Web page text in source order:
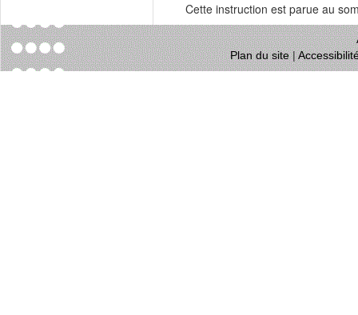
Cette instruction est parue au
Plan du site|